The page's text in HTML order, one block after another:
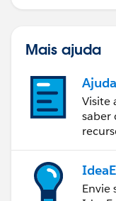
Mais ajuda
Visite
saber
Envie